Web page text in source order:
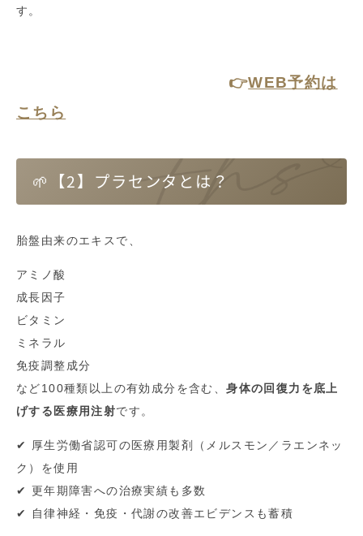
す。
👉WEB予約は
こちら
🌱【2】プラセンタとは？
胎盤由来のエキスで、
アミノ酸
成長因子
ビタミン
ミネラル
免疫調整成分
など100種類以上の有効成分を含む、身体の回復力を底上
げする医療用注射です。
✔ 厚生労働省認可の医療用製剤（メルスモン／ラエンネッ
ク）を使用
✔ 更年期障害への治療実績も多数
✔ 自律神経・免疫・代謝の改善エビデンスも蓄積